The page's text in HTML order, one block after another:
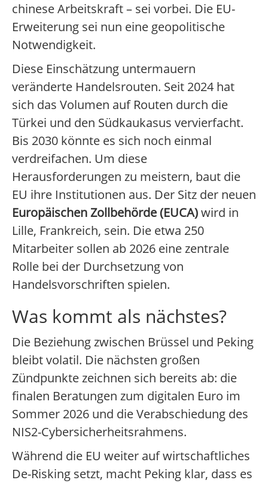
chinese Arbeitskraft – sei vorbei. Die EU-
Erweiterung sei nun eine geopolitische
Notwendigkeit.
Diese Einschätzung untermauern
veränderte Handelsrouten. Seit 2024 hat
sich das Volumen auf Routen durch die
Türkei und den Südkaukasus vervierfacht.
Bis 2030 könnte es sich noch einmal
verdreifachen. Um diese
Herausforderungen zu meistern, baut die
EU ihre Institutionen aus. Der Sitz der neuen
Europäischen Zollbehörde (EUCA)wird in
Lille, Frankreich, sein. Die etwa 250
Mitarbeiter sollen ab 2026 eine zentrale
Rolle bei der Durchsetzung von
Handelsvorschriften spielen.
Was kommt als nächstes?
Die Beziehung zwischen Brüssel und Peking
bleibt volatil. Die nächsten großen
Zündpunkte zeichnen sich bereits ab: die
finalen Beratungen zum digitalen Euro im
Sommer 2026 und die Verabschiedung des
NIS2-Cybersicherheitsrahmens.
Während die EU weiter auf wirtschaftliches
De-Risking setzt, macht Peking klar, dass es